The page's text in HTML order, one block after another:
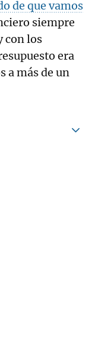
de que vamos
siempre
con los
era
a más de un